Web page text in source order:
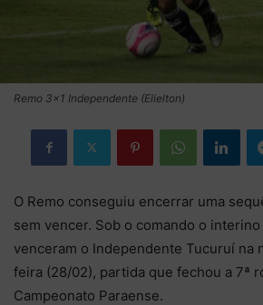
Remo 3x1 Independente (Elielton)
O Remo conseguiu encerrar uma
sem vencer. Sob o comando o
venceram o Independente Tucuruí na
feira (28/02), partida que fechou a 7ª
Campeonato Paraense.